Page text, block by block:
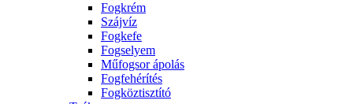
Fogkrém
Szájvíz
Fogkefe
Fogselyem
Műfogsor ápolás
Fogfehérítés
Fogköztisztító